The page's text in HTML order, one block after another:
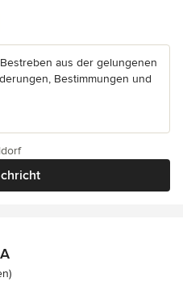
aus der gelungenen
Bestimmungen und
von 5 Sternen